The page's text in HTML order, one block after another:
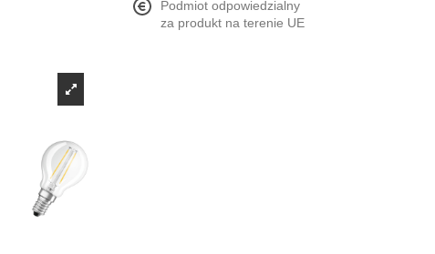
Podmiot odpowiedzialny
za produkt na terenie UE